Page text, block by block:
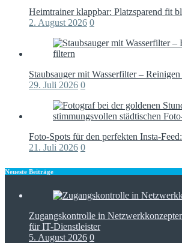
Heimtrainer klappbar: Platzsparend fit
2. August 2026 0
Staubsauger mit Wasserfilter –
29. Juli 2026 0
Foto-Spots für den perfekten Insta-
21. Juli 2026 0
Neueste Beiträge
Zugangskontrolle in
für IT-Dienstleister
5. August 2026 0